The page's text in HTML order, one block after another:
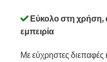
Εύκολο στη χρήση,
εμπειρία
Με εύχρηστες διεπαφές